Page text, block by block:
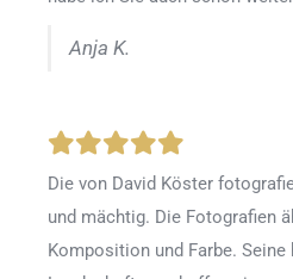
Anja K.
Die von David Köster
und mächtig. Die Fotografien
Komposition und Farbe.